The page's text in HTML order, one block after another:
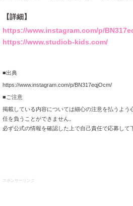
【詳細】
https://www.instagram.com/p/
https://www.studiob-kids.com/
■出典
https://www.instagram.com/p/BN317eqjOcm/
■ご注意
掲載している内容については細心の注意を払うよう
任を負うことができません。
必ず公式の情報を確認した上で自己責任で応募して
スポンサーリンク